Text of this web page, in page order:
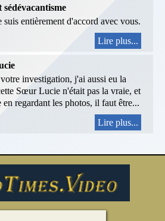
entièrement d'accord avec vous.
Lire plus...
investigation, j'ai aussi eu la
Sœur Lucie n'était pas la vraie, et
regardant les photos, il faut être...
Lire plus...